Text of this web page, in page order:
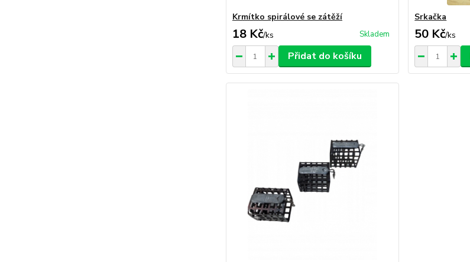
Krmítko spirálové se zátěží
18 Kč/ks Skladem
Přidat do košíku
Srkačka
50 Kč/ks